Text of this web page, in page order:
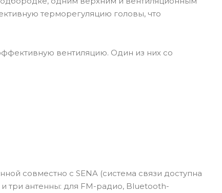
терморегуляцию головы, что
вентиляцию. Один из них со
совместно с SENA (система связи доступна
три антенны: для FM-радио, Bluetooth-